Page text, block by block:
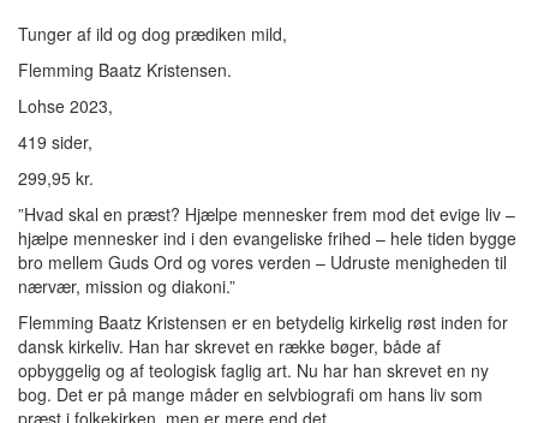
Tunger af ild og dog prædiken mild,
Flemming Baatz Kristensen.
Lohse 2023,
419 sider,
299,95 kr.
”Hvad skal en præst? Hjælpe mennesker frem mod det evige liv –
hjælpe mennesker ind i den evangeliske frihed – hele tiden bygge
bro mellem Guds Ord og vores verden – Udruste menigheden til
nærvær, mission og diakoni.”
Flemming Baatz Kristensen er en betydelig kirkelig røst inden for
dansk kirkeliv. Han har skrevet en række bøger, både af
opbyggelig og af teologisk faglig art. Nu har han skrevet en ny
bog. Det er på mange måder en selvbiografi om hans liv som
præst i folkekirken, men er mere end det.